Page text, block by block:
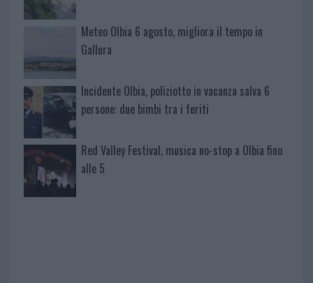
Meteo Olbia 6 agosto, migliora il tempo in
Gallura
Incidente Olbia, poliziotto in vacanza salva 6
persone: due bimbi tra i feriti
Red Valley Festival, musica no-stop a Olbia fino
alle 5